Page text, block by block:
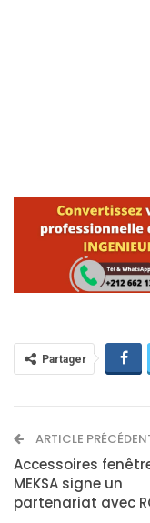
Partager
ARTICLE
Accessoires
MEKSA signe un
partenariat avec